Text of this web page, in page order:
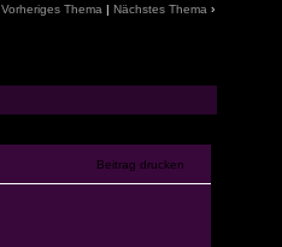
Vorheriges Thema | Nächstes Thema ›